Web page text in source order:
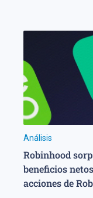
Análisis
Robinhood
beneficios
acciones de